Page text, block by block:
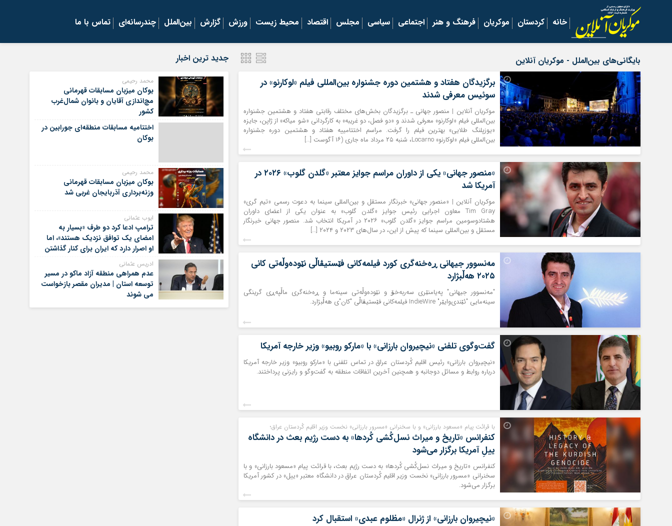
خانه کردستان موکریان فرهنگ و هنر اجتماعی سیاسی مجلس اقتصاد محیط زیست ورزش گزارش بین‌الملل چندرسانه‌ای تماس با ما
بایگانی‌های بین‌الملل - موکریان آنلاین
برگزیدگان هفتاد و هشتمین دوره جشنواره بین‌المللی فیلم «لوکارنو» در
سوئیس معرفی شدند
موکریان آنلاین | منصور جهانی ـ برگزیدگان بخش‌های مختلف رقابتی هفتاد و هشتمین جشنواره
بین‌المللی فیلم «لوکارنو» معرفی ‌شدند و «دو فصل، دو غریبه» به کارگردانی «شو میاکه» از ژاپن، جایزه
«یوزپلنگ طلایی» بهترین فیلم را گرفت. مراسم اختتامییه هفتاد و هشتمین دوره جشنواره
بین‌المللی فیلم «لوکارنو» Locarno، شنبه ۲۵ مرداد ماه جاری (۱۶ آگوست […]
«منصور جهانی» یکی از داوران مراسم جوایز معتبر «گلدن گلوب» ۲۰۲۶ در
آمریکا شد
موکریان آنلاین | «منصور جهانی» خبرنگار مستقل و بین‌المللی سینما به دعوت رسمی «تیم گری»
Tim Gray معاون اجرایی رئیس جوایز «گلدن گلوب» به عنوان یکی از اعضای داوران
هشتادوسومین مراسم جوایز «گلدن گلوب» ۲۰۲۶ در آمریکا انتخاب شد. منصور جهانی خبرنگار
مستقل و بین‌المللی سینما که پیش از این، در سال‌های ۲۰۲۳ و ۲۰۲۴ […]
مەنسوور جیهانی ڕه‌خنه‌گری کورد فیلمه‌کانی فێستیڤاڵی نێوده‌وڵه‌تی کانی
۲۰۲۵ هه‌ڵبژارد
"مەنسوور جیهانی" پەیامنێری سەربەخۆ و نێودەوڵەتی سینەما و ڕه‌خنه‌گری ماڵپه‌ڕی گرینگی
سینه‌مایی "ئێندی‌وایێر" IndieWire فیلمه‌کانی فێستیڤاڵی "کان"ی هه‌ڵبژارد.
گفت‌وگوی تلفنی «نیچیروان بارزانی» با «مارکو روبیو» وزیر خارجه آمریکا
«نیچیروان بارزانی» رئیس اقلیم کُردستان عراق در تماس تلفنی با «مارکو روبیو» وزیر خارجه آمریکا
درباره روابط و مسائل دوجانبه و همچنین آخرین اتفاقات منطقه‌ به گفت‌وگو و رایزنی پرداختند.
با قرائت پیام «مسعود بارزانی» و با سخنرانی «مسرور بارزانی» نخست وزیر اقلیم کُردستان عراق؛
کنفرانس «تاریخ و میراث نسل‌کُشی کُردها» به دست رژیم بعث در دانشگاه
ییلِ آمریکا برگزار می‌شود
کنفرانس «تاریخ و میراث نسل‌کُشی کُردها» به دست رژیم بعث، با قرائت پیام «مسعود بارزانی» و با
سخنرانی «مسرور بارزانی» نخست وزیر اقلیم کُردستان عراق در دانشگاه معتبر «ییل» در کشور آمریکا
برگزار می‌شود.
«نیچیروان بارزانی» از ژنرال «مظلوم عبدی» استقبال کرد
جدید ترین اخبار
محمد رحیمی
بوکان میزبان مسابقات قهرمانی
مچ‌اندازی آقایان و بانوان شمال‌غرب
کشور
اختتامیه مسابقات منطقه‌ای جورابین در
بوکان
محمد رحیمی
بوکان میزبان مسابقات قهرمانی
وزنه‌برداری آذربایجان غربی شد
ایوب عثمانی
ترامپ ادعا کرد دو طرف «بسیار به
امضای یک توافق نزدیک هستند»، اما
او اصرار دارد که ایران برای کنار گذاشتن
برنامه‌های هسته‌ای خود گام‌های
بیشتری بردارد
ادریس عثمانی
عدم همراهی منطقه آزاد ماکو در مسیر
توسعه استان | مدیران مقصر بازخواست
می شوند